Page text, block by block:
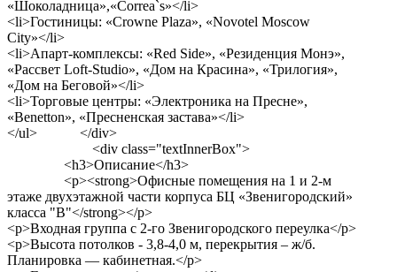
«Шоколадница»,«Correa`s»</li>
<li>Гостиницы: «Crowne Plaza», «Novotel Moscow
City»</li>
<li>Апарт-комплексы: «Red Side», «Резиденция Монэ»,
«Рассвет Loft-Studio», «Дом на Красина», «Трилогия»,
«Дом на Беговой»</li>
<li>Торговые центры: «Электроника на Пресне»,
«Benetton», «Пресненская застава»</li>
</ul> </div>
<div class="textInnerBox">
<h3>Описание</h3>
<p><strong>Офисные помещения на 1 и 2-м
этаже двухэтажной части корпуса БЦ «Звенигородский»
класса "В"</strong></p>
<p>Входная группа с 2-го Звенигородского переулка</p>
<p>Высота потолков - 3,8-4,0 м, перекрытия – ж/б.
Планировка — кабинетная.</p>